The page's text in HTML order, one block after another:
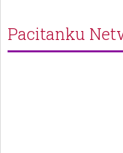
Pacitanku